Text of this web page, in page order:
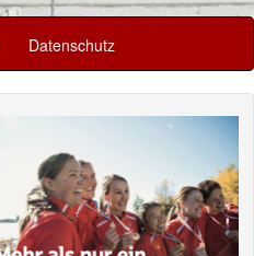
Datenschutz